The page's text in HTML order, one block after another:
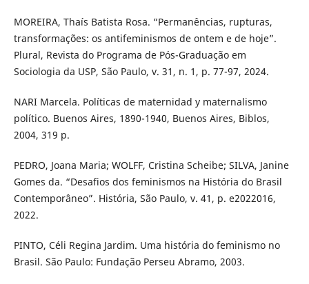
MOREIRA, Thaís Batista Rosa. “Permanências, rupturas,
transformações: os antifeminismos de ontem e de hoje”.
Plural, Revista do Programa de Pós-Graduação em
Sociologia da USP, São Paulo, v. 31, n. 1, p. 77-97, 2024.
NARI Marcela. Políticas de maternidad y maternalismo
político. Buenos Aires, 1890-1940, Buenos Aires, Biblos,
2004, 319 p.
PEDRO, Joana Maria; WOLFF, Cristina Scheibe; SILVA, Janine
Gomes da. “Desafios dos feminismos na História do Brasil
Contemporâneo”. História, São Paulo, v. 41, p. e2022016,
2022.
PINTO, Céli Regina Jardim. Uma história do feminismo no
Brasil. São Paulo: Fundação Perseu Abramo, 2003.